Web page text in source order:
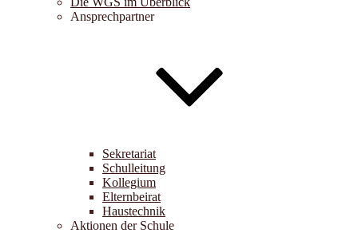
Ansprechpartner
Sekretariat
Schulleitung
Kollegium
Elternbeirat
Haustechnik
Aktionen der Schule